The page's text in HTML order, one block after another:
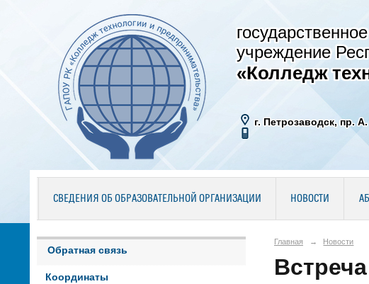
учреждение
«Колледж
г. Петрозаводск, пр.
СВЕДЕНИЯ ОБ ОБРАЗОВАТЕЛЬНОЙ ОРГАНИЗАЦИИ НОВОСТИ
Обратная связь
Координаты
Главная → Новости